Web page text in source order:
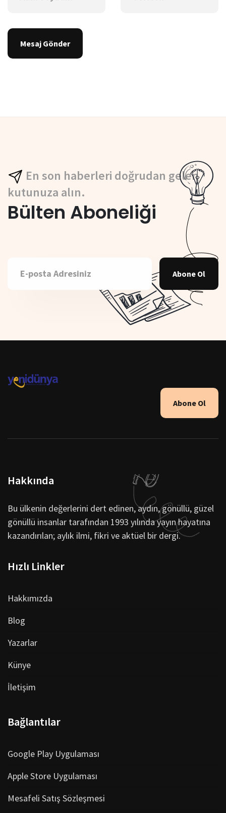
Mesaj Gönder
En son haberleri doğrudan gelen
kutunuza alın.
Bülten Aboneliği
Abone Ol
Abone Ol
Hakkında
Bu ülkenin değerlerini dert edinen, aydın, gönüllü, güzel
gönüllü insanlar tarafından 1993 yılında yayın hayatına
kazandırılan; aylık ilmi, fikri ve aktüel bir dergi.
Hızlı Linkler
Hakkımızda
Blog
Yazarlar
Künye
İletişim
Bağlantılar
Google Play Uygulaması
Apple Store Uygulaması
Mesafeli Satış Sözleşmesi